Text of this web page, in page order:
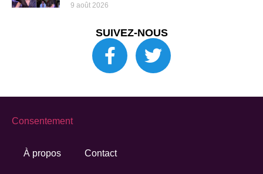
9 août 2026
SUIVEZ-NOUS
À propos Contact
Consentement